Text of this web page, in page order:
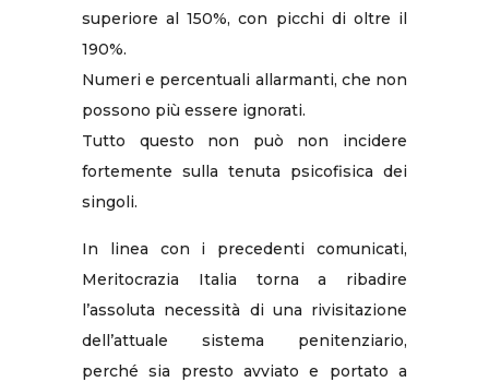
superiore al 150%, con picchi di oltre il
190%.
Numeri e percentuali allarmanti, che non
possono più essere ignorati.
Tutto questo non può non incidere
fortemente sulla tenuta psicofisica dei
singoli.
In linea con i precedenti comunicati,
Meritocrazia Italia torna a ribadire
l’assoluta necessità di una rivisitazione
dell’attuale sistema penitenziario,
perché sia presto avviato e portato a